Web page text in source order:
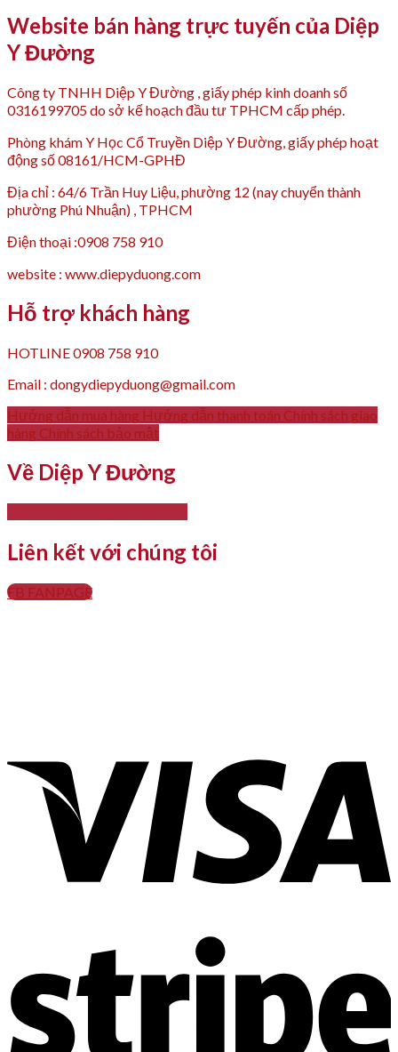
Website bán hàng trực tuyến của Diệp
Y Đường
Công ty TNHH Diệp Y Đường , giấy phép kinh doanh số
0316199705 do sở kế hoạch đầu tư TPHCM cấp phép.
Phòng khám Y Học Cổ Truyền Diệp Y Đường, giấy phép hoạt
động số 08161/HCM-GPHĐ
Địa chỉ : 64/6 Trần Huy Liệu, phường 12 (nay chuyển thành
phường Phú Nhuận) , TPHCM
Điện thoại :0908 758 910
website : www.diepyduong.com
Hỗ trợ khách hàng
HOTLINE 0908 758 910
Email : dongydiepyduong@gmail.com
Hướng dẫn mua hàng Hướng dẫn thanh toán Chính sách giao
hàng Chính sách bảo mật
Về Diệp Y Đường
Liên kết với chúng tôi
FB FANPAGE